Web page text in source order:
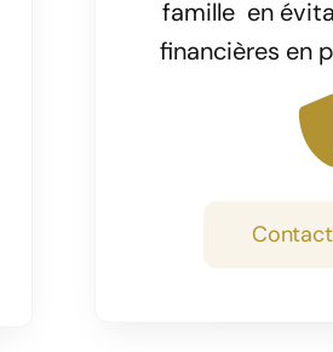
famille en
financières en